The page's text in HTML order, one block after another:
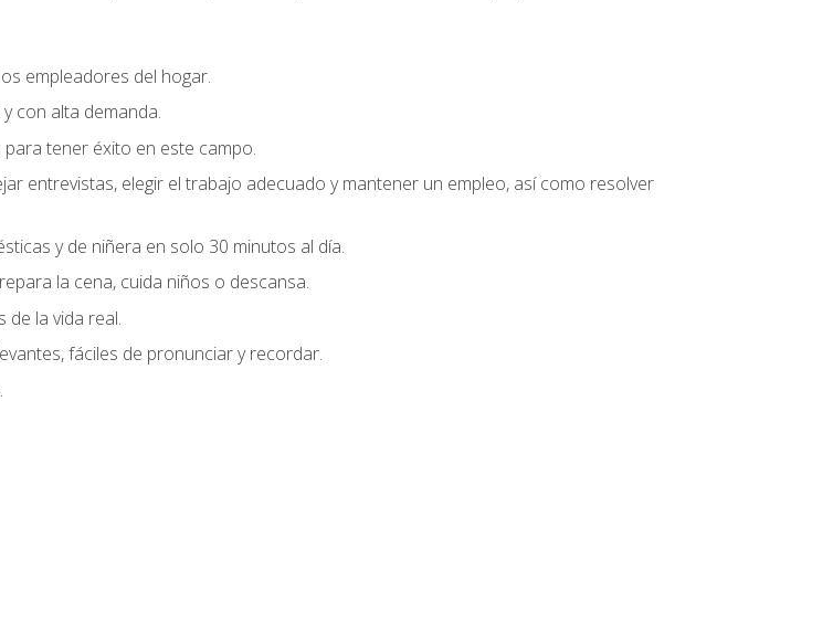
empleadores del hogar.
con alta demanda.
tener éxito en este campo.
entrevistas, elegir el trabajo adecuado y mantener un empleo, así como resolver
y de niñera en solo 30 minutos al día.
la cena, cuida niños o descansa.
de la vida real.
fáciles de pronunciar y recordar.